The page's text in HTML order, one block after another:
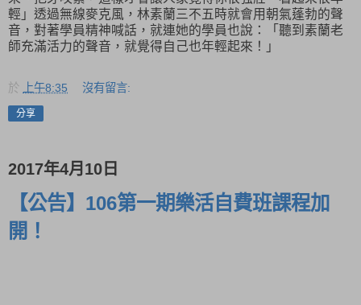
輕」透過無線麥克風，林素蘭三不五時就會用朝氣蓬勃的聲
音，對著學員精神喊話，就連她的學員也說：「聽到素蘭老
師充滿活力的聲音，就覺得自己也年輕起來！」
於 上午8:35 沒有留言:
分享
2017年4月10日
【公告】106第一期樂活自費班課程加
開！